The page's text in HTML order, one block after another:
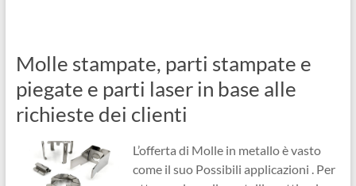
Molle stampate, parti stampate e
piegate e parti laser in base alle
richieste dei clienti
L’offerta di Molle in metallo è vasto
come il suo Possibili applicazioni . Per